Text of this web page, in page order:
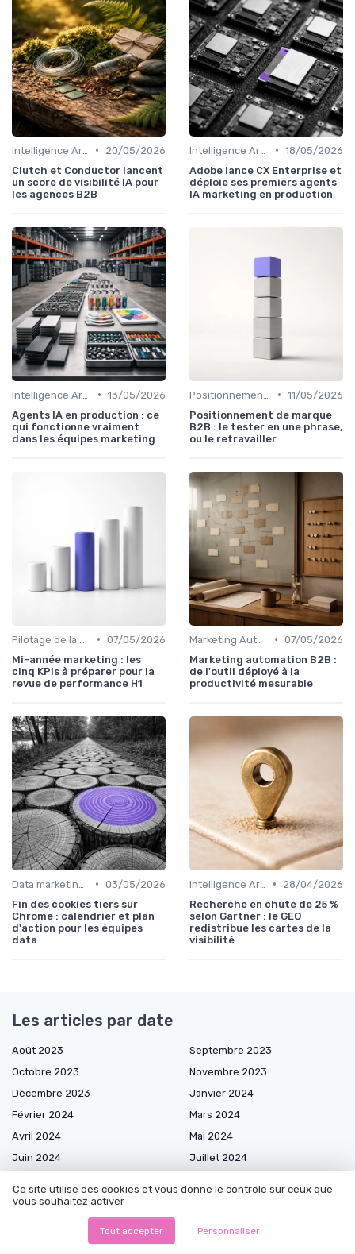
•
20/05/2026
Clutch et Conductor lancent
un score de visibilité IA pour
les agences B2B
• 18/05/2026
Adobe lance CX Enterprise et
déploie ses premiers agents
IA marketing en production
• 13/05/2026
Agents IA en production : ce
qui fonctionne vraiment
dans les équipes marketing
• 11/05/2026
Positionnement de marque
B2B : le tester en une phrase,
ou le retravailler
• 07/05/2026
Mi-année marketing : les
cinq KPIs à préparer pour la
revue de performance H1
• 07/05/2026
Marketing automation B2B :
de l'outil déployé à la
productivité mesurable
• 03/05/2026
Fin des cookies tiers sur
Chrome : calendrier et plan
d'action pour les équipes
data
•
28/04/2026
Recherche en chute de 25 %
selon Gartner : le GEO
redistribue les cartes de la
visibilité
Les articles par date
Août 2023
Septembre 2023
Octobre 2023
Novembre 2023
Décembre 2023
Janvier 2024
Février 2024
Mars 2024
Avril 2024
Mai 2024
Juin 2024
Juillet 2024
Novembre 2024
Ce site utilise des cookies et vous donne le contrôle sur ceux que
vous souhaitez activer
Tout accepter Personnaliser